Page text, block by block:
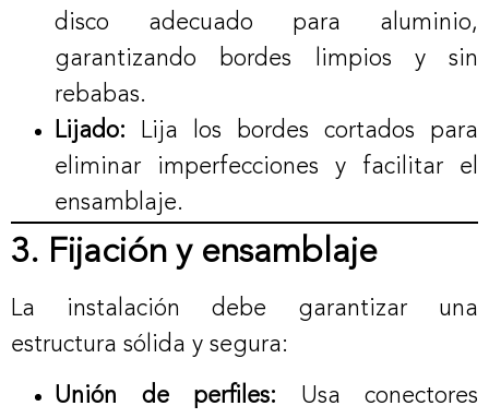
disco adecuado para aluminio,
garantizando bordes limpios y sin
rebabas.
Lijado: Lija los bordes cortados para
eliminar imperfecciones y facilitar el
ensamblaje.
3. Fijación y ensamblaje
La instalación debe garantizar una
estructura sólida y segura:
Unión de perfiles: Usa conectores